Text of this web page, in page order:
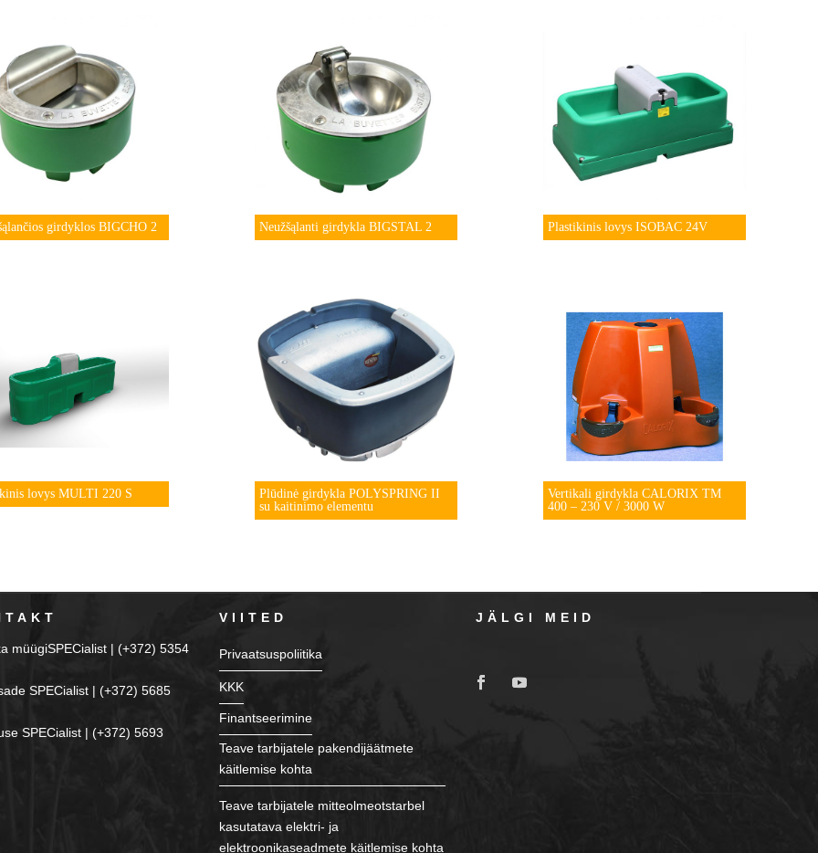
girdyklos BIGCHO 2 Neužšąlanti girdykla BIGSTAL 2 Plastikinis lovys ISOBAC 24V
lovys MULTI 220 S
Plūdinė girdykla POLYSPRING II
su kaitinimo elementu
Vertikali girdykla CALORIX TM
400 – 230 V / 3000 W
müügiSPECialist | (+372) 5354
SPECialist | (+372) 5685
SPECialist | (+372) 5693
VIITED
Privaatsuspoliitika
KKK
Finantseerimine
Teave tarbijatele pakendijäätmete
käitlemise kohta
Teave tarbijatele mitteolmeotstarbel
kasutatava elektri- ja
elektroonikaseadmete käitlemise kohta
JÄLGI MEID